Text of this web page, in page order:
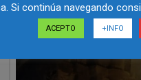
Si continúa navegando
ACEPTO +INFO